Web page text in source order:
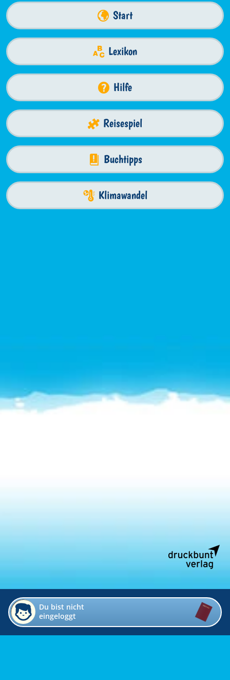
Start
Lexikon
Hilfe
Reisespiel
Buchtipps
Klimawandel
Du bist nicht
eingeloggt